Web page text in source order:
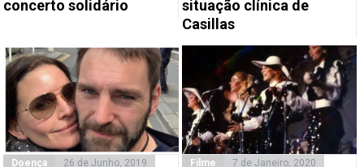
concerto solidário
situação clínica de
Casillas
Doença 26 de Junho, 2019 Filme 7 de Janeiro, 2020